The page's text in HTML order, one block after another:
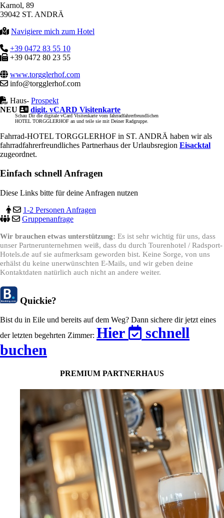
Karnol, 89
39042 ST. ANDRÄ
Navigiere mich zum Hotel
+39 0472 83 55 10
+39 0472 80 23 55
www.torgglerhof.com
info@torgglerhof.com
Haus- Prospekt
NEU
digit. vCARD Visitenkarte
Schau Dir die digitale vCard Visitenkarte vom fahrradfahrerfreundlichen
HOTEL TORGGLERHOF an und teile sie mit Deiner Radgruppe.
Fahrrad-HOTEL TORGGLERHOF in ST. ANDRÄ haben wir als
fahrradfahrerfreundliches Partnerhaus der Urlaubsregion Eisacktal
zugeordnet.
Einfach schnell Anfragen
Diese Links bitte für deine Anfragen nutzen
1-2 Personen Anfragen
Gruppenanfrage
Wir brauchen etwas unterstützung: Es ist sehr wichtig für uns, dass
unser Partnerunternehmen weiß, dass du durch Tourenhotel / Radsport-
Hotels.de auf sie aufmerksam geworden bist. Keine Sorge, von uns
erhälst du keine unerwünschten E-Mails, und wir geben deine
Kontaktdaten natürlich auch nicht an andere weiter.
Quickie?
Bist du in Eile und bereits auf dem Weg? Dann sichere dir jetzt eines
der letzten begehrten Zimmer: Hier
schnell
buchen
PREMIUM PARTNERHAUS